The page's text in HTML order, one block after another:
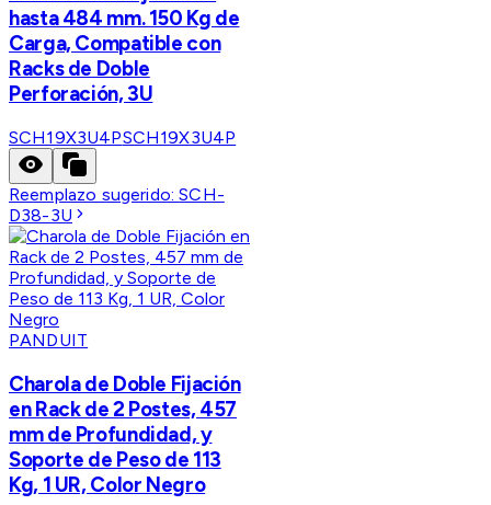
hasta 484 mm. 150 Kg de
Carga, Compatible con
Racks de Doble
Perforación, 3U
SCH19X3U4PSCH19X3U4P
Reemplazo sugerido:SCH-
D38-3U
PANDUIT
Charola de Doble Fijación
en Rack de 2 Postes, 457
mm de Profundidad, y
Soporte de Peso de 113
Kg, 1 UR, Color Negro